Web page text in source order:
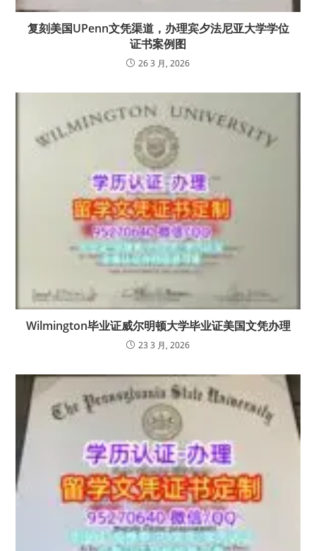
复刻美国UPenn文凭渠道，办理宾夕法尼亚大学学位
证书案例图
26 3 月, 2026
Wilmington毕业证威尔明顿大学毕业证美国文凭办理
23 3 月, 2026